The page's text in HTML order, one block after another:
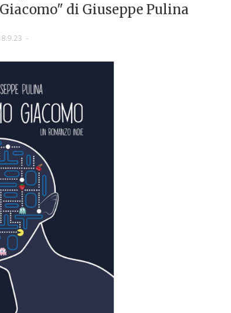
di Giuseppe Pulina
-